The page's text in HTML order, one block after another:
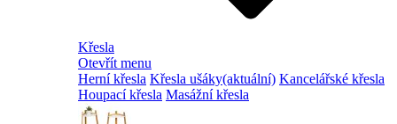
Křesla
Otevřít menu
Herní křesla Křesla ušáky(aktuální) Kancelářské křesla
Houpací křesla Masážní křesla